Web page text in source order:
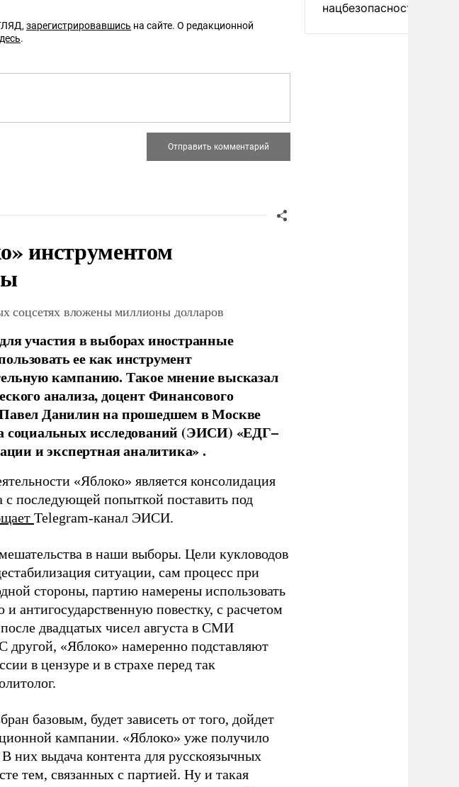
зарегистрировавшись на сайте. О редакционной
.
инструментом
соцсетях вложены миллионы долларов
участия в выборах иностранные
ее как инструмент
кампанию. Такое мнение высказал
анализа, доцент Финансового
Данилин на прошедшем в Москве
социальных исследований (ЭИСИ) «ЕДГ–
и экспертная аналитика» .
«Яблоко» является консолидация
с последующей попыткой поставить под
Telegram-канал ЭИСИ.
в наши выборы. Цели кукловодов
ситуации, сам процесс при
стороны, партию намерены использовать
антигосударственную повестку, с расчетом
двадцатых чисел августа в СМИ
другой, «Яблоко» намеренно подставляют
в цензуре и в страхе перед так
базовым, будет зависеть от того, дойдет
кампании. «Яблоко» уже получило
них выдача контента для русскоязычных
тем, связанных с партией. Ну и такая
нацбезопасности